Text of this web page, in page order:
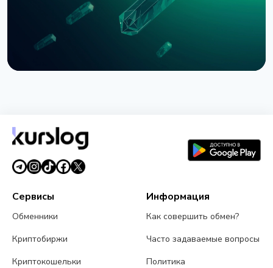
3 августа 2026 г.4 мин чтения
Сервисы
Обменники
Криптобиржи
Криптокошельки
Информация
Как совершить обмен?
Часто задаваемые вопросы
Политика